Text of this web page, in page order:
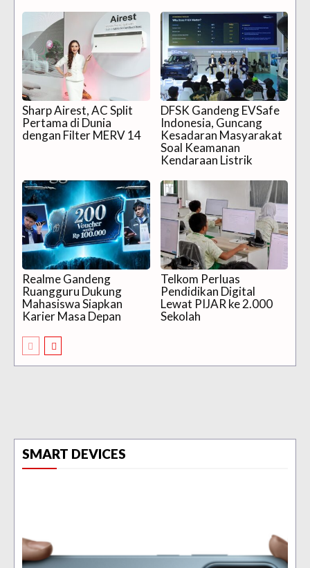
Sharp Airest, AC Split
Pertama di Dunia
dengan Filter MERV 14
DFSK Gandeng EVSafe
Indonesia, Guncang
Kesadaran Masyarakat
Soal Keamanan
Kendaraan Listrik
Realme Gandeng
Ruangguru Dukung
Mahasiswa Siapkan
Karier Masa Depan
Telkom Perluas
Pendidikan Digital
Lewat PIJAR ke 2.000
Sekolah
SMART DEVICES